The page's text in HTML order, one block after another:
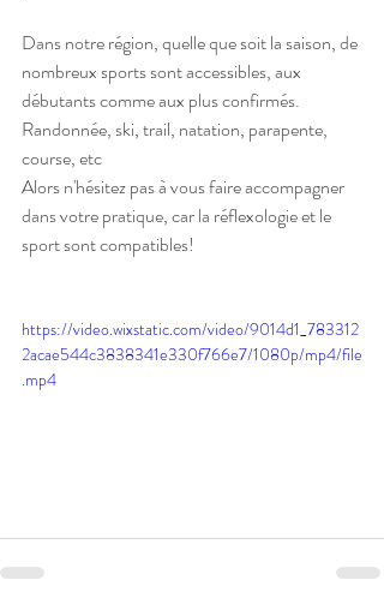
Dans notre région, quelle que soit la saison, de
nombreux sports sont accessibles, aux
débutants comme aux plus confirmés.
Randonnée, ski, trail, natation, parapente,
course, etc
Alors n'hésitez pas à vous faire accompagner
dans votre pratique, car la réflexologie et le
sport sont compatibles!
https://video.wixstatic.com/video/9014d1_783312
2acae544c3838341e330f766e7/1080p/mp4/file
.mp4